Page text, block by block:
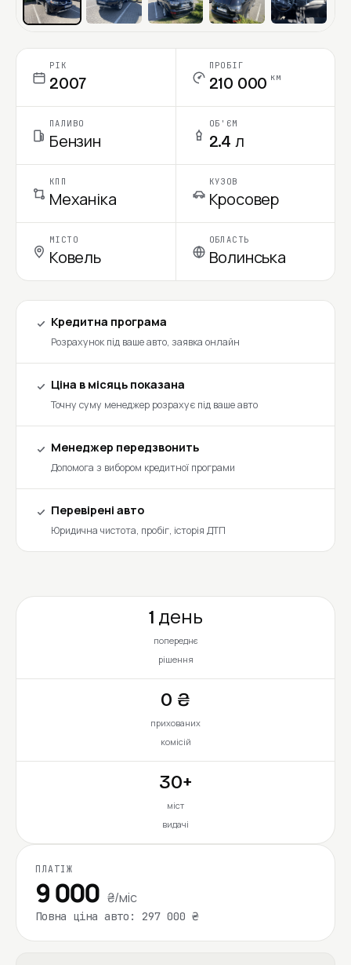
РІК
2007
ПРОБІГ
210 000 км
ПАЛИВО
Бензин
ОБ'ЄМ
2.4 л
КПП
Механіка
КУЗОВ
Кросовер
МІСТО
Ковель
ОБЛАСТЬ
Волинська
Кредитна програма
Розрахунок під ваше авто, заявка онлайн
Ціна в місяць показана
Точну суму менеджер розрахує під ваше авто
Менеджер передзвонить
Допомога з вибором кредитної програми
Перевірені авто
Юридична чистота, пробіг, історія ДТП
1 день
попереднє
рішення
0 ₴
прихованих
комісій
30+
міст
видачі
ПЛАТІЖ
9 000 ₴/міс
Повна ціна авто: 297 000 ₴